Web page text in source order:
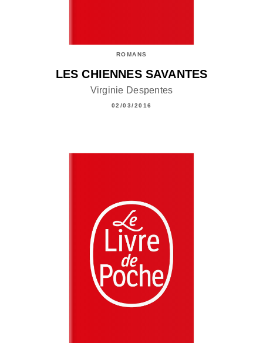
ROMANS
LES CHIENNES SAVANTES
Virginie Despentes
02/03/2016